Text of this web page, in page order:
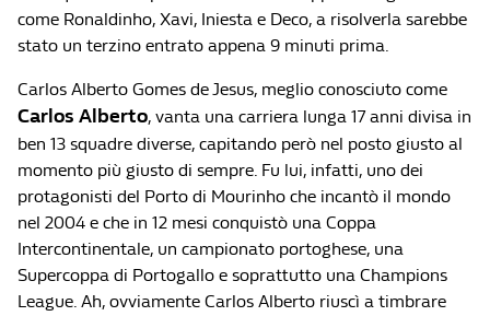
come Ronaldinho, Xavi, Iniesta e Deco, a risolverla sarebbe
stato un terzino entrato appena 9 minuti prima.
Carlos Alberto Gomes de Jesus, meglio conosciuto come
Carlos Alberto, vanta una carriera lunga 17 anni divisa in
ben 13 squadre diverse, capitando però nel posto giusto al
momento più giusto di sempre. Fu lui, infatti, uno dei
protagonisti del Porto di Mourinho che incantò il mondo
nel 2004 e che in 12 mesi conquistò una Coppa
Intercontinentale, un campionato portoghese, una
Supercoppa di Portogallo e soprattutto una Champions
League. Ah, ovviamente Carlos Alberto riuscì a timbrare